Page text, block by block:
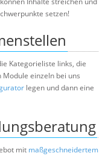
setzen!
Kategorieliste links, die
Module einzeln bei uns
legen und dann eine
mit maßgeschneidertem